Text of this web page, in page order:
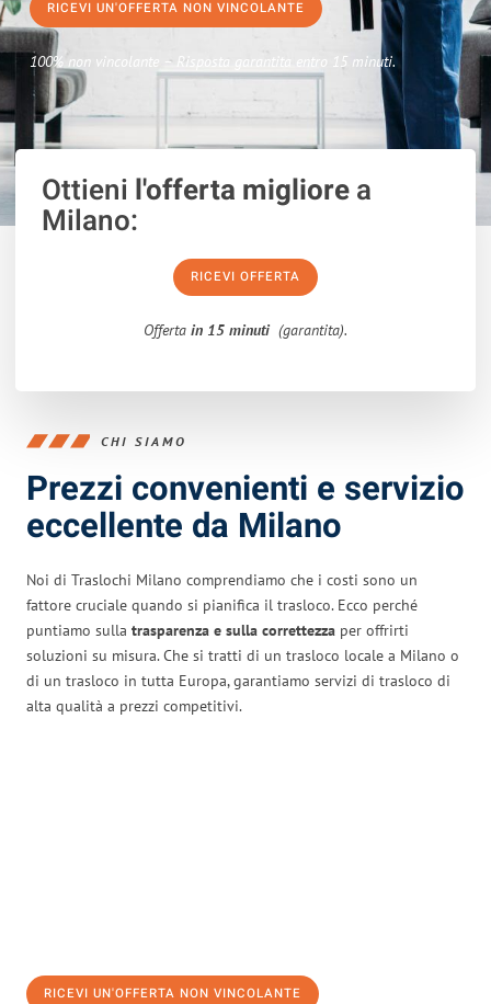
RICEVI UN'OFFERTA NON VINCOLANTE
100% non vincolante – Risposta garantita entro 15 minuti.
Ottieni l'offerta migliorea
Milano:
RICEVI OFFERTA
Offerta in 15 minuti (garantita).
CHI SIAMO
Prezzi convenienti e servizio
eccellente da Milano
Noi di Traslochi Milano comprendiamo che i costi sono un
fattore cruciale quando si pianifica il trasloco. Ecco perché
puntiamo sulla trasparenza e sulla correttezza per offrirti
soluzioni su misura. Che si tratti di un trasloco locale a Milano o
di un trasloco in tutta Europa, garantiamo servizi di trasloco di
alta qualità a prezzi competitivi.
RICEVI UN'OFFERTA NON VINCOLANTE